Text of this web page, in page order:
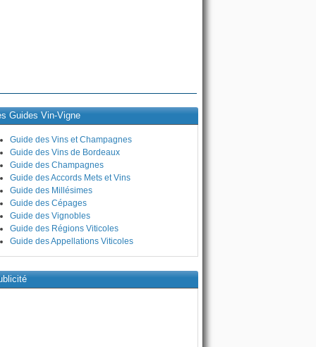
Guides Vin-Vigne
Guide des Vins et Champagnes
Guide des Vins de Bordeaux
Guide des Champagnes
Guide des Accords Mets et Vins
Guide des Millésimes
Guide des Cépages
Guide des Vignobles
Guide des Régions Viticoles
Guide des Appellations Viticoles